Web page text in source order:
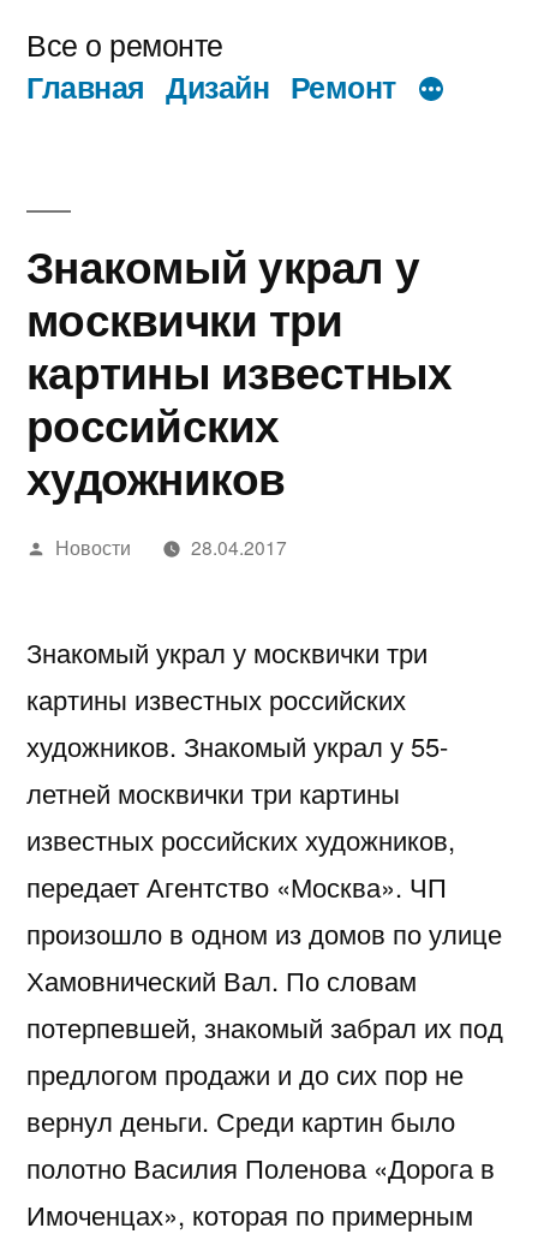
содержимому
Все о ремонте
Главная Дизайн Ремонт
Знакомый украл у
москвички три
картины известных
российских
художников
Написано
Новости 28.04.2017
Знакомый украл у москвички три
картины известных российских
художников. Знакомый украл у 55-
летней москвички три картины
известных российских художников,
передает Агентство «Москва». ЧП
произошло в одном из домов по улице
Хамовнический Вал. По словам
потерпевшей, знакомый забрал их под
предлогом продажи и до сих пор не
вернул деньги. Среди картин было
полотно Василия Поленова «Дорога в
Имоченцах», которая по примерным